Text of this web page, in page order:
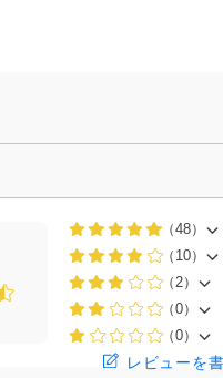
（48）
（10）
（2）
（0）
（0）
レビューを